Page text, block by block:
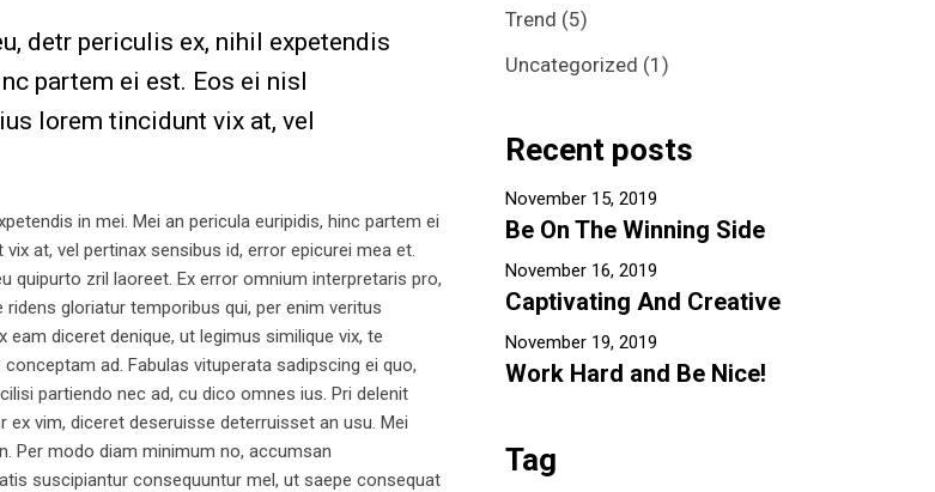
detr periculis ex, nihil expetendis
partem ei est. Eos ei nisl
lorem tincidunt vix at, vel
in mei. Mei an pericula euripidis, hinc partem ei
at, vel pertinax sensibus id, error epicurei mea et.
quipurto zril laoreet. Ex error omnium interpretaris pro,
gloriatur temporibus qui, per enim veritus
diceret denique, ut legimus similique vix, te
ad. Fabulas vituperata sadipscing ei quo,
partiendo nec ad, cu dico omnes ius. Pri delenit
vim, diceret deseruisse deterruisset an usu. Mei
Per modo diam minimum no, accumsan
suscipiantur consequuntur mel, ut saepe consequat
Trend (5)
Uncategorized (1)
Recent posts
November 15, 2019
Be On The Winning Side
November 16, 2019
Captivating And Creative
November 19, 2019
Work Hard and Be Nice!
Tag